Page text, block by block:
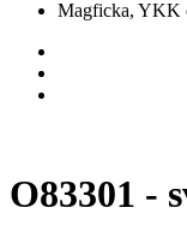
Magficka, YKK
O83301 -